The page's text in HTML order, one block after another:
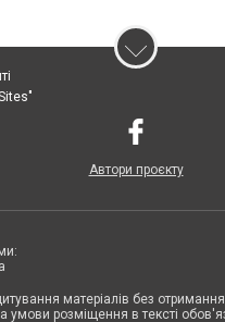
Автори проєкту
матеріалів без
умови розміщення в тексті